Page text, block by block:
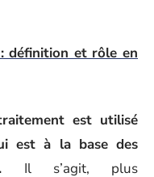
définition et rôle en
est utilisé
est à la base des
Il s’agit, plus